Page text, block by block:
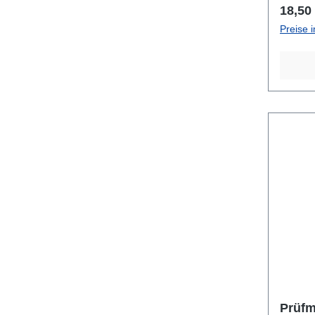
18,50
Preise